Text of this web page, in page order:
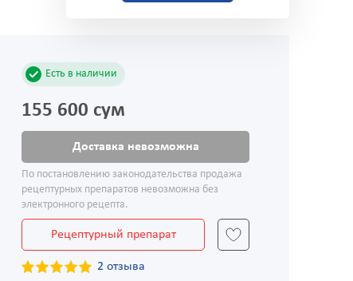
Есть в наличии
155 600 сум
Доставка невозможна
По постановлению законодательства продажа
рецептурных препаратов невозможна без
электронного рецепта.
Рецептурный препарат
2 отзыва